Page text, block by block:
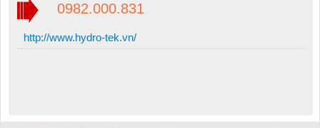
0982.000.831
http://www.hydro-tek.vn/